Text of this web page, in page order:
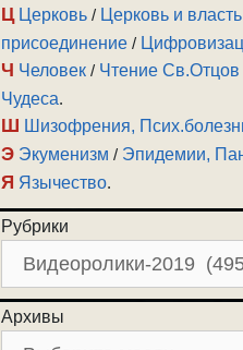
Ц Церковь / Церковь и власть
присоединение /
Ч Человек / Чтение Св.Отцов
Чудеса.
Ш Шизофрения,
Э Экуменизм / Эпидемии,
Я Язычество.
Рубрики
Архивы